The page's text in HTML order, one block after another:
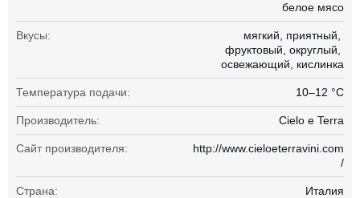
белое мясо
Вкусы: мягкий
приятный
фруктовый округлый
освежающий
кислинка
Температура подачи: 10–12 °С
Производитель: Cielo e Terra
Сайт производителя:
http://www.cieloeterravini.com
/
Страна: Италия